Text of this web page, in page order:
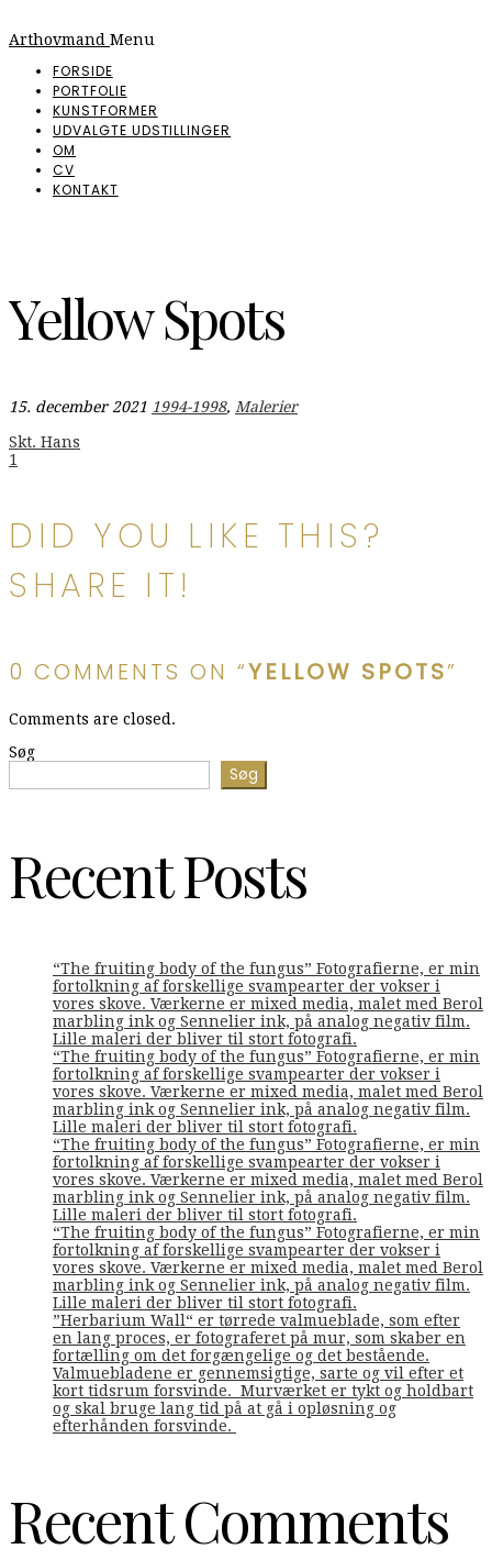
Arthovmand Menu
FORSIDE
PORTFOLIE
KUNSTFORMER
UDVALGTE UDSTILLINGER
OM
CV
KONTAKT
Yellow Spots
15. december 2021 1994-1998, Malerier
Indlægsnavigation
Skt. Hans
1
DID YOU LIKE THIS?
SHARE IT!
0 COMMENTS ON “YELLOW SPOTS”
Comments are closed.
Søg
Søg
Recent Posts
“The fruiting body of the fungus” Fotografierne, er min
fortolkning af forskellige svampearter der vokser i
vores skove. Værkerne er mixed media, malet med Berol
marbling ink og Sennelier ink, på analog negativ film.
Lille maleri der bliver til stort fotografi.
“The fruiting body of the fungus” Fotografierne, er min
fortolkning af forskellige svampearter der vokser i
vores skove. Værkerne er mixed media, malet med Berol
marbling ink og Sennelier ink, på analog negativ film.
Lille maleri der bliver til stort fotografi.
“The fruiting body of the fungus” Fotografierne, er min
fortolkning af forskellige svampearter der vokser i
vores skove. Værkerne er mixed media, malet med Berol
marbling ink og Sennelier ink, på analog negativ film.
Lille maleri der bliver til stort fotografi.
“The fruiting body of the fungus” Fotografierne, er min
fortolkning af forskellige svampearter der vokser i
vores skove. Værkerne er mixed media, malet med Berol
marbling ink og Sennelier ink, på analog negativ film.
Lille maleri der bliver til stort fotografi.
”Herbarium Wall“ er tørrede valmueblade, som efter
en lang proces, er fotograferet på mur, som skaber en
fortælling om det forgængelige og det bestående.
Valmuebladene er gennemsigtige, sarte og vil efter et
kort tidsrum forsvinde. Murværket er tykt og holdbart
og skal bruge lang tid på at gå i opløsning og
efterhånden forsvinde.
Recent Comments